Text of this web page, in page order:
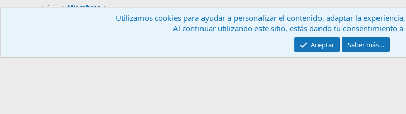
Inicio Miembros
Community platform by XenForo® © 2010-2024
Utilizamos cookies para ayudar a personalizar el contenido, adaptar la
Al continuar utilizando este sitio, estás dando tu consentimiento
Aceptar Saber más…